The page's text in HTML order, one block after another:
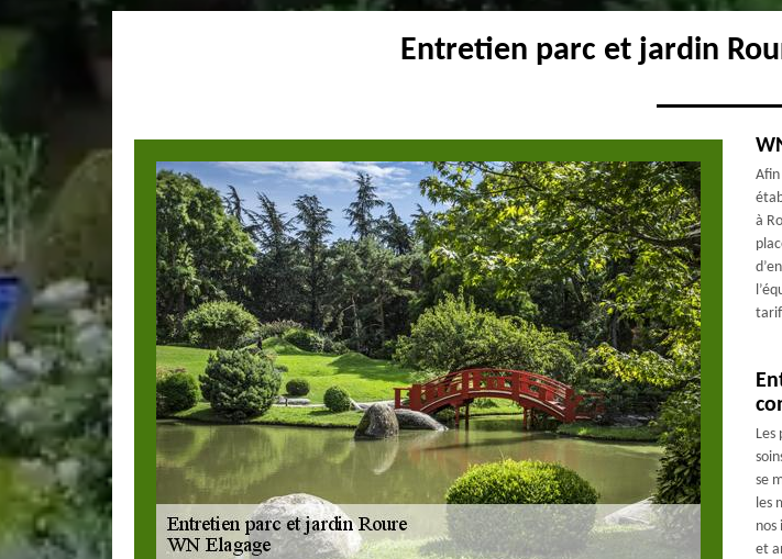
Entretien parc et jardin
Afin
à
Les
se
les
nos
et